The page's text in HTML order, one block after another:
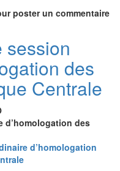
poster un commentaire
session
des
Centrale
d’homologation des
d’homologation